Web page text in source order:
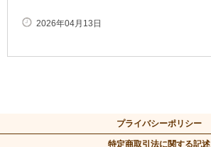
2026年04月13日
プライバシーポリシー
特定商取引法に関する記述